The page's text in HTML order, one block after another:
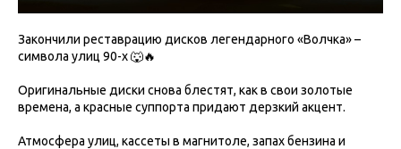
Закончили реставрацию дисков легендарного «Волчка» –
символа улиц 90-х 🐺🔥
Оригинальные диски снова блестят, как в свои золотые
времена, а красные суппорта придают дерзкий акцент.
Атмосфера улиц, кассеты в магнитоле, запах бензина и